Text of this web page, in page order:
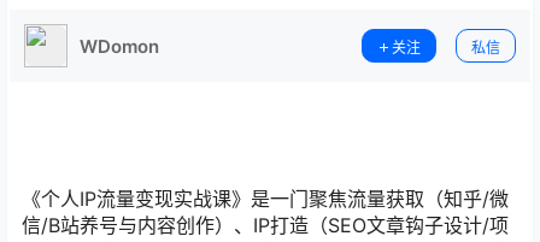
WDomon 关注 私信
《个人IP流量变现实战课》是一门聚焦流量获取（知乎/微
信/B站养号与内容创作）、IP打造（SEO文章钩子设计/项